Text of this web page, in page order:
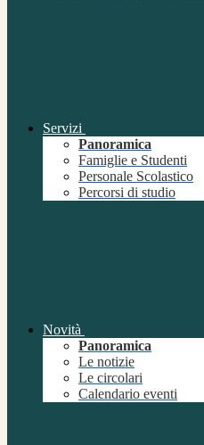
Servizi
Panoramica
Famiglie e Studenti
Personale Scolastico
Percorsi di studio
Novità
Panoramica
Le notizie
Le circolari
Calendario eventi